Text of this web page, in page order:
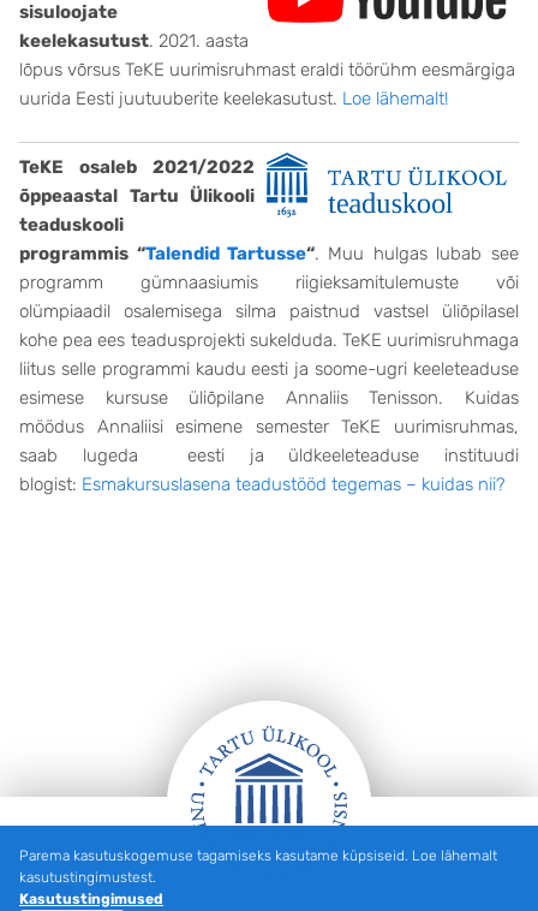
sisuloojate
keelekasutust. 2021. aasta
lõpus võrsus TeKE uurimisruhmast eraldi töörühm eesmärgiga
uurida Eesti juutuuberite keelekasutust. Loe lähemalt!
TeKE osaleb 2021/2022
õppeaastal Tartu Ülikooli
teaduskooli
programmis “Talendid Tartusse“. Muu hulgas lubab see
programm gümnaasiumis riigieksamitulemuste või
olümpiaadil osalemisega silma paistnud vastsel üliõpilasel
kohe pea ees teadusprojekti sukelduda. TeKE uurimisruhmaga
liitus selle programmi kaudu eesti ja soome-ugri keeleteaduse
esimese kursuse üliõpilane Annaliis Tenisson. Kuidas
möödus Annaliisi esimene semester TeKE uurimisruhmas,
saab lugeda eesti ja üldkeeleteaduse instituudi
blogist: Esmakursuslasena teadustööd tegemas – kuidas nii?
Jalus
Parema kasutuskogemuse tagamiseks kasutame küpsiseid. Loe lähemalt
kasutustingimustest.
Kasutustingimused